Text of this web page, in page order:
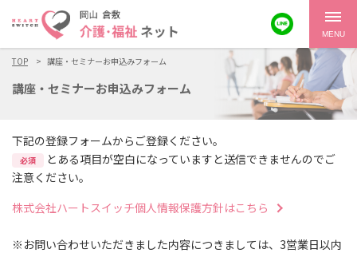
MENU
TOP 講座・セミナーお申込みフォーム
講座・セミナーお申込みフォーム
下記の登録フォームからご登録ください。
必須
とある項目が空白になっていますと送信できませんのでご
注意ください。
株式会社ハートスイッチ個人情報保護方針はこちら
※お問い合わせいただきました内容につきましては、3営業日以内